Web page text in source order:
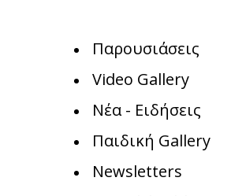
Παρουσιάσεις
Video Gallery
Νέα - Ειδήσεις
Παιδική Gallery
Newsletters